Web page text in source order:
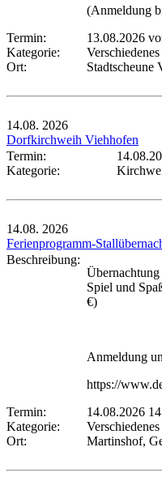
(Anmeldung
Termin:
13.08.2026
Kategorie:
Verschiedenes
Ort:
Stadtscheune
14.08. 2026
Dorfkirchweih Viehhofen
Termin:
Kategorie:
14.08. 2026
Ferienprogramm-
Beschreibung:
Spiel und
€)
Anmeldung
https://
Termin:
14.08.2026
Kategorie:
Verschiedenes
Ort:
Martinshof,